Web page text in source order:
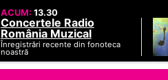
ACUM: 13.30
Concertele Radio
România Muzical
Înregistrări recente din fonoteca
noastră